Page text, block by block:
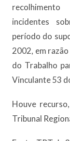
recolhimento
incidentes
período do
2002, em
do Trabalho
Vinculante 53
Houve
Tribunal